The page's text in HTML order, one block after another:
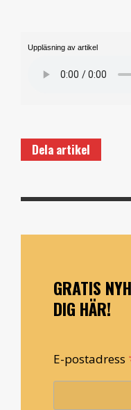
Uppläsning av artikel
Dela artikel
GRATIS
DIG HÄR!
E-postadress